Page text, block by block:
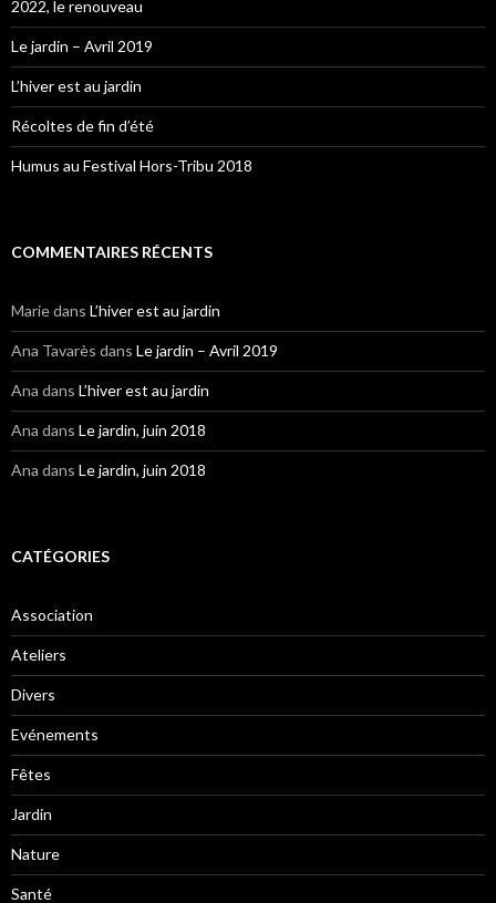
2022, le renouveau
Le jardin – Avril 2019
L’hiver est au jardin
Récoltes de fin d’été
Humus au Festival Hors-Tribu 2018
COMMENTAIRES RÉCENTS
Mariedans L’hiver est au jardin
Ana Tavarès dans Le jardin – Avril 2019
Ana dans L’hiver est au jardin
Ana dans Le jardin, juin 2018
Ana dans Le jardin, juin 2018
CATÉGORIES
Association
Ateliers
Divers
Evénements
Fêtes
Jardin
Nature
Santé